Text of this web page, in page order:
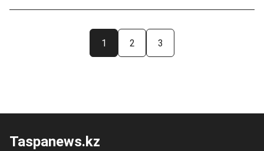
1 2 3
Taspanews.kz